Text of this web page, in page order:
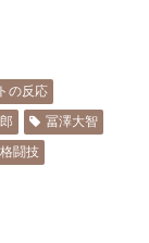
の反応
冨澤大智
格闘技